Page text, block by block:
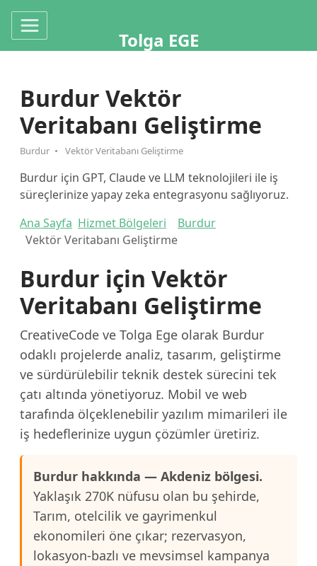
Tolga EGE
Burdur Vektör
Veritabanı Geliştirme
Burdur Vektör Veritabanı Geliştirme
Burdur için GPT, Claude ve LLM teknolojileri ile iş
süreçlerinize yapay zeka entegrasyonu sağlıyoruz.
Ana Sayfa Hizmet Bölgeleri
Burdur
Vektör Veritabanı Geliştirme
Burdur için Vektör
Veritabanı Geliştirme
CreativeCode ve Tolga Ege olarak Burdur
odaklı projelerde analiz, tasarım, geliştirme
ve sürdürülebilir teknik destek sürecini tek
çatı altında yönetiyoruz. Mobil ve web
tarafında ölçeklenebilir yazılım mimarileri ile
iş hedeflerinize uygun çözümler üretiriz.
Burdur hakkında — Akdeniz bölgesi.
Yaklaşık 270K nüfusu olan bu şehirde,
Tarım, otelcilik ve gayrimenkul
ekonomileri öne çıkar; rezervasyon,
lokasyon-bazlı ve mevsimsel kampanya